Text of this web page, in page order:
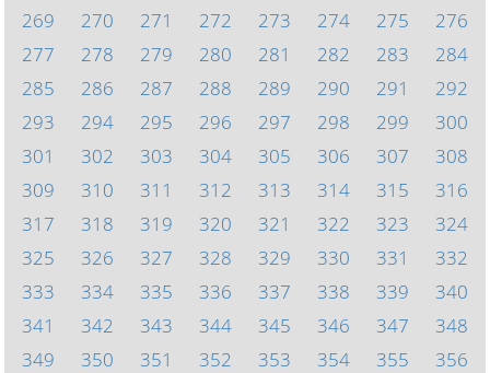
269
270 271 272 273 274 275
276
277
278 279 280 281 282 283
284
285
286 287 288 289 290 291
292
293
294 295 296 297 298 299
300
301
302 303 304 305 306 307
308
309
310 311 312 313 314 315
316
317
318 319 320 321 322 323
324
325
326 327 328 329 330 331
332
333
334 335 336 337 338 339
340
341
342 343 344 345 346 347
348
349
350 351 352 353 354 355
356